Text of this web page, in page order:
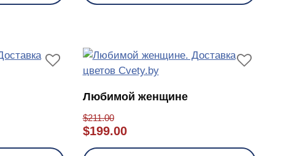
Любимой женщине
$211.00
$199.00